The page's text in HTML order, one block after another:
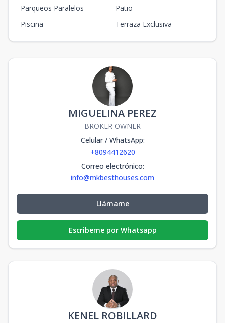
Parqueos Paralelos
Patio
Piscina
Terraza Exclusiva
MIGUELINA PEREZ
BROKER OWNER
Celular / WhatsApp:
+8094412620
Correo electrónico:
info@mkbesthouses.com
Llámame
Escribeme por Whatsapp
KENEL ROBILLARD